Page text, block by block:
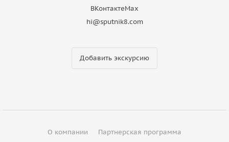
ВКонтактеMax
hi@sputnik8.com
Добавить экскурсию
О компании Партнерская программа